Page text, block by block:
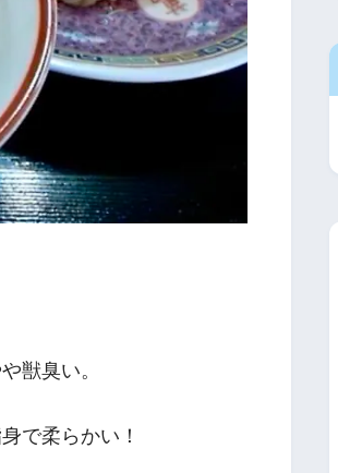
獣臭い。
で柔らかい！